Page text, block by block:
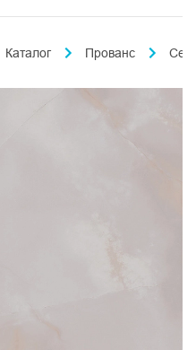
Каталог Прованс